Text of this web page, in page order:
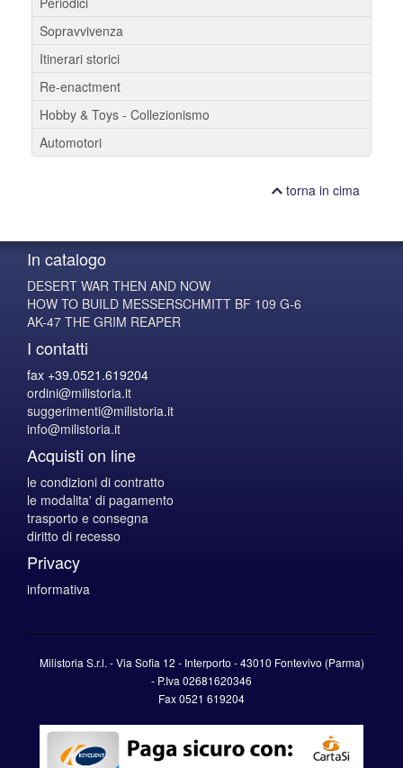
Sopravvivenza
Itinerari storici
Re-enactment
Hobby & Toys - Collezionismo
Automotori
torna in cima
In catalogo
DESERT WAR THEN AND NOW
HOW TO BUILD MESSERSCHMITT BF 109 G-6
AK-47 THE GRIM REAPER
I contatti
fax +39.0521.619204
ordini@milistoria.it
suggerimenti@milistoria.it
info@milistoria.it
Acquisti on line
le condizioni di contratto
le modalita' di pagamento
trasporto e consegna
diritto di recesso
Privacy
informativa
Milistoria S.r.l. - Via Sofia 12 - Interporto - 43010 Fontevivo (Parma)
- P.Iva 02681620346
Fax 0521 619204